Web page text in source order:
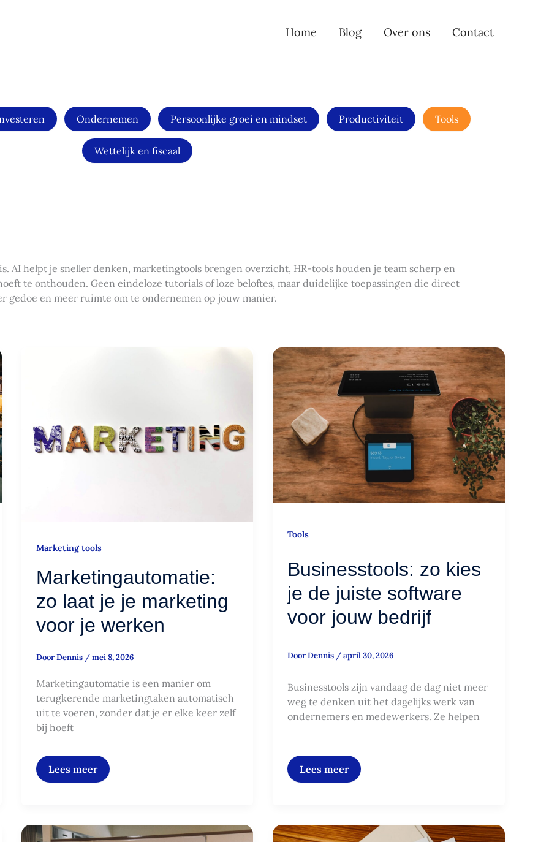
Home Blog Over ons Contact
Ondernemen Persoonlijke groei en mindset Productiviteit Tools
Wettelijk en fiscaal
AI helpt je sneller denken, marketingtools brengen overzicht, HR-tools houden je team scherp en
te onthouden. Geen eindeloze tutorials of loze beloftes, maar duidelijke toepassingen die direct
gedoe en meer ruimte om te ondernemen op jouw manier.
Marketing tools
Marketingautomatie:
zo laat je je marketing
voor je werken
DoorDennis /mei 8, 2026
Marketingautomatie is een manier om
terugkerende marketingtaken automatisch
uit te voeren, zonder dat je er elke keer zelf
bij hoeft
je
marketing
voor
Lees meer
Tools
Businesstools: zo kies
je de juiste software
voor jouw bedrijf
DoorDennis /april 30, 2026
Businesstools zijn vandaag de dag niet meer
weg te denken uit het dagelijks werk van
ondernemers en medewerkers. Ze helpen
Businesstools:
zo
kies
je
de
juiste
software
voor
jouw
bedrijf
Lees meer